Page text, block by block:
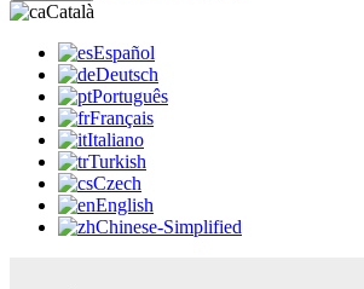
Català
Español
Deutsch
Português
Français
Italiano
Turkish
Czech
English
Chinese-Simplified